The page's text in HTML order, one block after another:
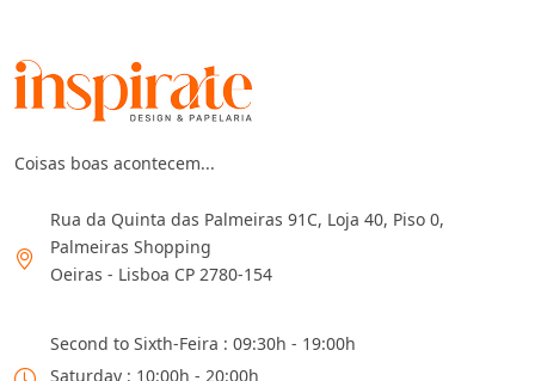
Coisas boas acontecem...
Rua da Quinta das Palmeiras 91C, Loja 40, Piso 0,
Palmeiras Shopping
Oeiras - Lisboa CP 2780-154
Second to Sixth-Feira : 09:30h - 19:00h
Saturday : 10:00h - 20:00h